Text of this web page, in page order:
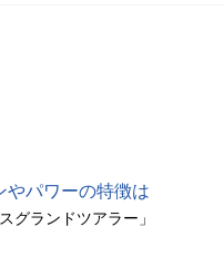
やパワーの特徴は
グランドツアラー」